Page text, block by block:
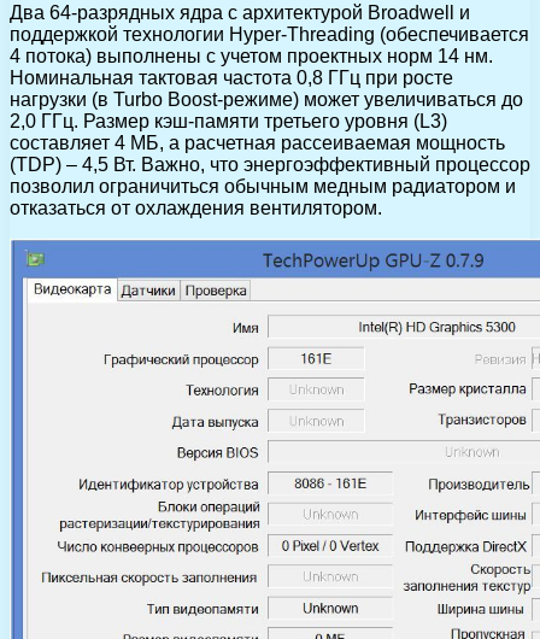
Два 64-разрядных ядра с архитектурой Broadwell и
поддержкой технологии Hyper-Threading (обеспечивается
4 потока) выполнены с учетом проектных норм 14 нм.
Номинальная тактовая частота 0,8 ГГц при росте
нагрузки (в Turbo Boost-режиме) может увеличиваться до
2,0 ГГц. Размер кэш-памяти третьего уровня (L3)
составляет 4 МБ, а расчетная рассеиваемая мощность
(TDP) – 4,5 Вт. Важно, что энергоэффективный процессор
позволил ограничиться обычным медным радиатором и
отказаться от охлаждения вентилятором.